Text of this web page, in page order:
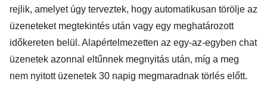
rejlik, amelyet úgy terveztek, hogy automatikusan törölje az
üzeneteket megtekintés után vagy egy meghatározott
időkereten belül. Alapértelmezetten az egy-az-egyben chat
üzenetek azonnal eltűnnek megnyitás után, míg a meg
nem nyitott üzenetek 30 napig megmaradnak törlés előtt.